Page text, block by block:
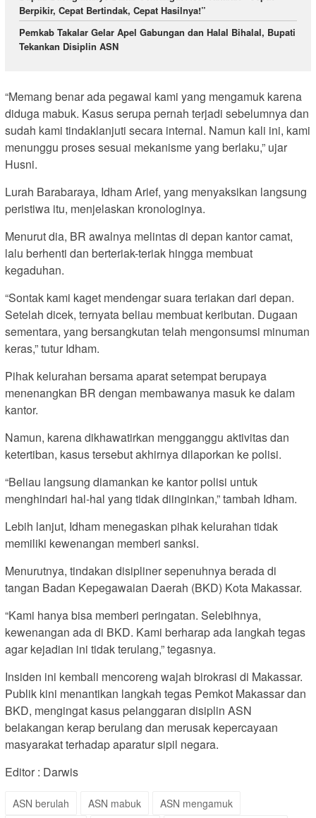
Berpikir, Cepat Bertindak, Cepat Hasilnya!”
Pemkab Takalar Gelar Apel Gabungan dan Halal Bihalal, Bupati
Tekankan Disiplin ASN
“Memang benar ada pegawai kami yang mengamuk karena
diduga mabuk. Kasus serupa pernah terjadi sebelumnya dan
sudah kami tindaklanjuti secara internal. Namun kali ini, kami
menunggu proses sesuai mekanisme yang berlaku,” ujar
Husni.
Lurah Barabaraya, Idham Arief, yang menyaksikan langsung
peristiwa itu, menjelaskan kronologinya.
Menurut dia, BR awalnya melintas di depan kantor camat,
lalu berhenti dan berteriak-teriak hingga membuat
kegaduhan.
“Sontak kami kaget mendengar suara teriakan dari depan.
Setelah dicek, ternyata beliau membuat keributan. Dugaan
sementara, yang bersangkutan telah mengonsumsi minuman
keras,” tutur Idham.
Pihak kelurahan bersama aparat setempat berupaya
menenangkan BR dengan membawanya masuk ke dalam
kantor.
Namun, karena dikhawatirkan mengganggu aktivitas dan
ketertiban, kasus tersebut akhirnya dilaporkan ke polisi.
“Beliau langsung diamankan ke kantor polisi untuk
menghindari hal-hal yang tidak diinginkan,” tambah Idham.
Lebih lanjut, Idham menegaskan pihak kelurahan tidak
memiliki kewenangan memberi sanksi.
Menurutnya, tindakan disipliner sepenuhnya berada di
tangan Badan Kepegawaian Daerah (BKD) Kota Makassar.
“Kami hanya bisa memberi peringatan. Selebihnya,
kewenangan ada di BKD. Kami berharap ada langkah tegas
agar kejadian ini tidak terulang,” tegasnya.
Insiden ini kembali mencoreng wajah birokrasi di Makassar.
Publik kini menantikan langkah tegas Pemkot Makassar dan
BKD, mengingat kasus pelanggaran disiplin ASN
belakangan kerap berulang dan merusak kepercayaan
masyarakat terhadap aparatur sipil negara.
Editor : Darwis
ASN berulah ASN mabuk
ASN mengamuk